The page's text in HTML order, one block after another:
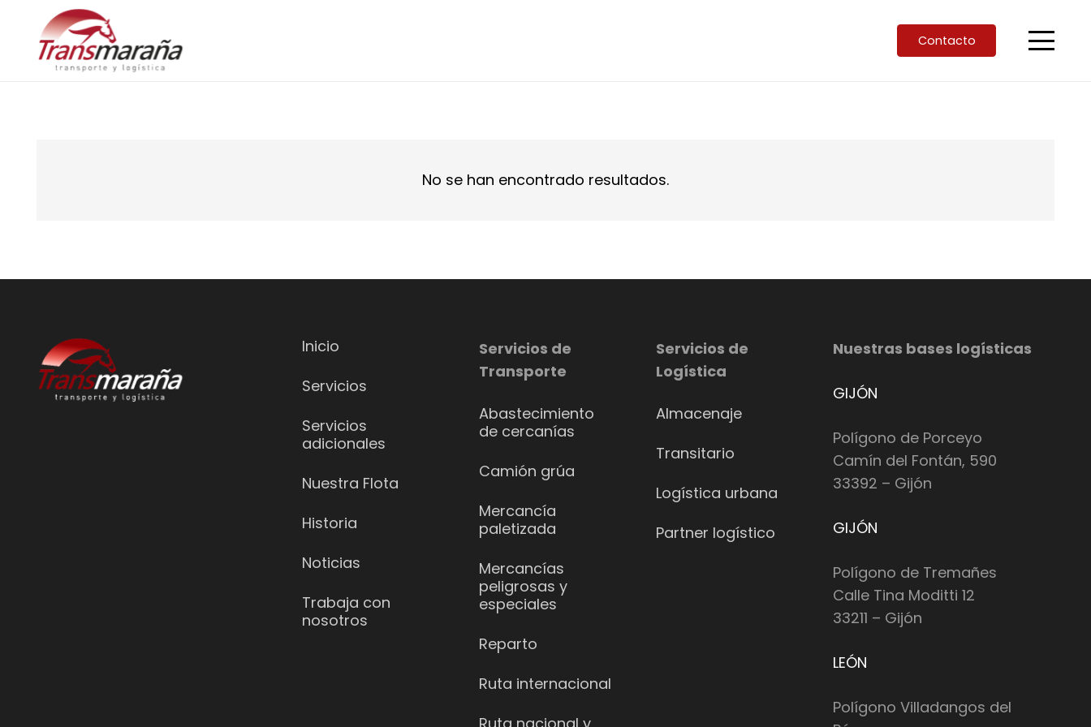
Contacto
No se han encontrado resultados.
Inicio
Servicios
Servicios
adicionales
Nuestra Flota
Historia
Noticias
Trabaja con
nosotros
Servicios de
Transporte
Abastecimiento
de cercanías
Camión grúa
Mercancía
paletizada
Mercancías
peligrosas y
especiales
Reparto
Ruta internacional
Servicios de
Logística
Almacenaje
Transitario
Logística urbana
Partner logístico
Nuestras bases logísticas
GIJÓN
Polígono de Porceyo
Camín del Fontán, 590
33392 – Gijón
GIJÓN
Polígono de Tremañes
Calle Tina Moditti 12
33211 – Gijón
LEÓN
Polígono Villadangos del